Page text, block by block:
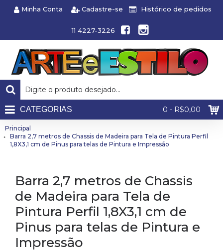
Minha Conta Cadastre-se Histórico de pedidos
11 4227-3226
0 - R$0,00
CATEGORIAS
Principal
Barra 2,7 metros de Chassis de Madeira para Tela de Pintura Perfil
1,8X3,1 cm de Pinus para telas de Pintura e Impressão
Barra 2,7 metros de Chassis
de Madeira para Tela de
Pintura Perfil 1,8X3,1 cm de
Pinus para telas de Pintura e
Impressão